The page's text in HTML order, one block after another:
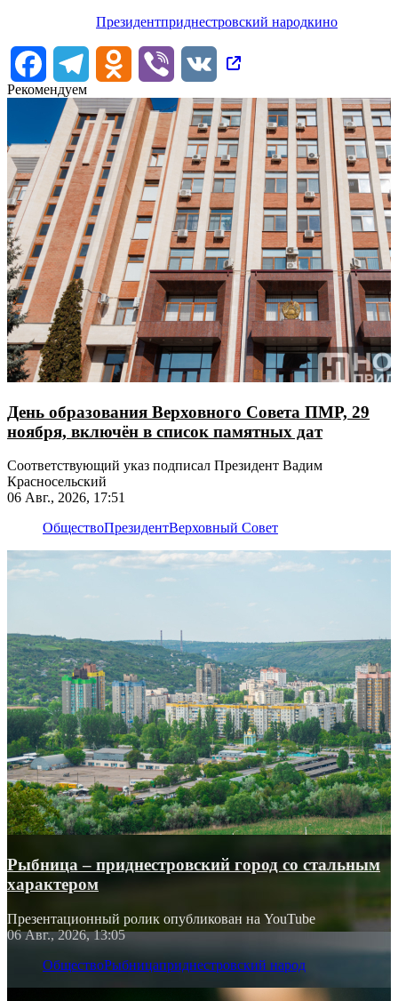
Президентприднестровский народкино
FacebookTelegram Odnoklassniki
Viber
VK
Рекомендуем
День образования Верховного Совета ПМР, 29
ноября, включён в список памятных дат
Соответствующий указ подписал Президент Вадим
Красносельский
06 Авг., 2026, 17:51
ОбществоПрезидентВерховный Совет
Рыбница – приднестровский город со стальным
характером
Презентационный ролик опубликован на YouTube
06 Авг., 2026, 13:05
ОбществоРыбницаприднестровский народ